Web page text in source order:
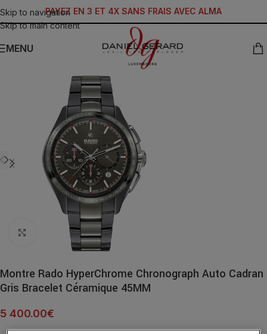
Skip to navigation
Skip to main content
PAYEZ EN 3 ET 4X SANS FRAIS AVEC ALMA
MENU
Click to enlarge
Montre Rado HyperChrome Chronograph Auto Cadran
Gris Bracelet Céramique 45MM
5 400.00€